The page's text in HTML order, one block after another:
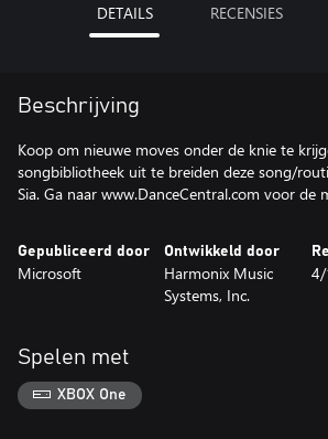
DETAILS RECENSIES
Beschrijving
Koop om nieuwe moves onder de knie te
songbibliotheek uit te breiden deze song/
Sia. Ga naar www.DanceCentral.com voor de
Gepubliceerd door
Microsoft
Ontwikkeld door
Harmonix Music
Systems, Inc.
Spelen met
XBOX One